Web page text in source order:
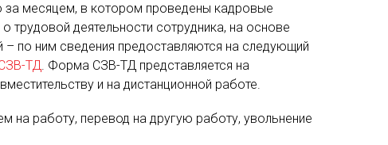
за месяцем, в котором проведены кадровые
трудовой деятельности сотрудника, на основе
по ним сведения предоставляются на следующий
ТД. Форма СЗВ-ТД представляется на
и на дистанционной работе.
на работу, перевод на другую работу, увольнение